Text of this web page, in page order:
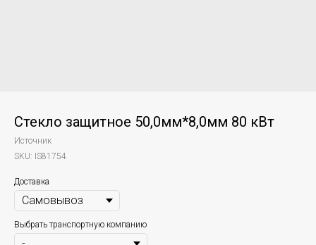
Стекло защитное 50,0мм*8,0мм 80 кВт
Источник
SKU: IS81754
Доставка
Выбрать транспортную компанию